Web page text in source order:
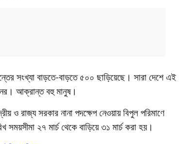
সংখ্যা বাড়তে-বাড়তে ৫০০ ছাড়িয়েছে। সারা দেশে এই
আক্রান্ত বহু মানুষ।
ও রাজ্য সরকার নানা পদক্ষেপ নেওয়ায় বিপুল পরিমাণে
২৭ মার্চ থেকে বাড়িয়ে ৩১ মার্চ করা হয়।